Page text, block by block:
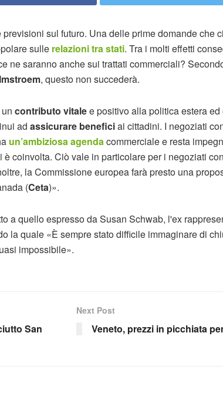
sul futuro. Una delle prime domande che
sulle relazioni tra stati. Tra i molti effetti
ne saranno anche sui trattati commerciali?
, questo non succederà.
contributo vitalee positivo alla politica estera
ad assicurare beneficiai cittadini. I negoziati
un’ambiziosa agendacommerciale e resta
coinvolta. Ciò vale in particolare per i negoziati
la Commissione europea farà presto una
(Ceta)».
a quello espresso da Susan Schwab, l'ex
la quale «È sempre stato difficile immaginare di
impossibile».
San
Next Post
Veneto, prezzi in picchiata